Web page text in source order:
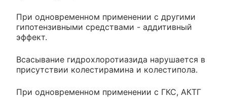
При одновременном применении с другими
гипотензивными средствами - аддитивный
эффект.
Всасывание гидрохлоротиазида нарушается в
присутствии колестирамина и колестипола.
При одновременном применении с ГКС, АКТГ